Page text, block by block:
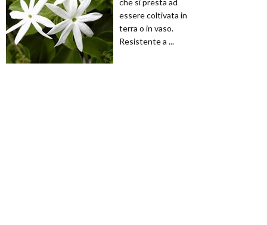
che si presta ad
essere coltivata in
terra o in vaso.
Resistente a ...